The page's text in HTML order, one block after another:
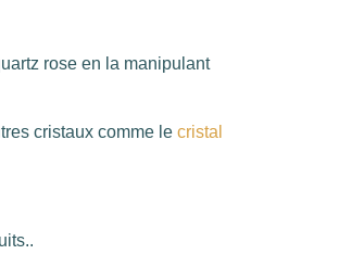
rose en la manipulant
cristaux comme le cristal